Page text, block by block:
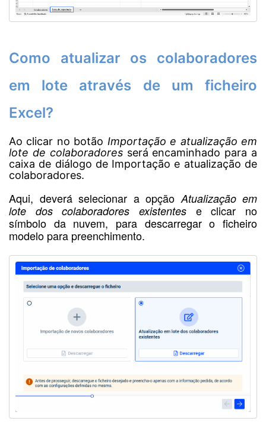
Como atualizar os colaboradores
em lote através de um ficheiro
Excel?
Ao clicar no botão Importação e atualização em
lote de colaboradoresserá encaminhado para a
caixa de diálogo de Importação e atualização de
colaboradores.
Aqui, deverá selecionar a opção Atualização em
lote dos colaboradores existentes e clicar no
símbolo da nuvem, para descarregar o ficheiro
modelo para preenchimento.